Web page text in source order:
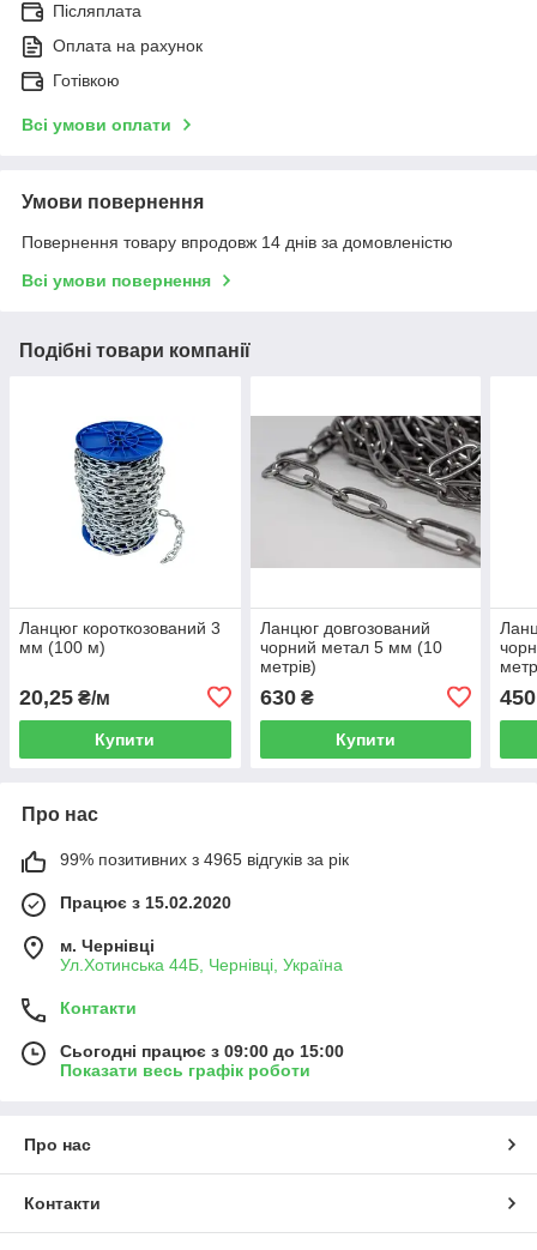
Післяплата
Оплата на рахунок
Готівкою
Всі умови оплати
Умови повернення
Повернення товару впродовж 14 днів за домовленістю
Всі умови повернення
Подібні товари компанії
Ланцюг короткозований 3
мм (100 м)
20,25 ₴/м
Купити
Ланцюг довгозований
чорний метал 5 мм (10
метрів)
630₴
Купити
450
Про нас
99% позитивних з 4965 відгуків за рік
Працює з 15.02.2020
м. Чернівці
Ул.Хотинська 44Б, Чернівці, Україна
Контакти
Сьогодні працює з 09:00 до 15:00
Показати весь графік роботи
Про нас
Контакти